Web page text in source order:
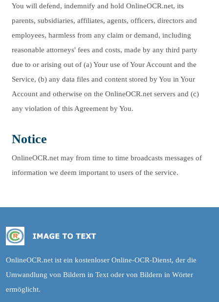
You will defend, indemnify and hold OnlineOCR.net, its
parents, subsidiaries, affiliates, agents, officers, directors and
employees, harmless from any claim or demand, including
reasonable attorneys' fees and costs, made by any third party
due to or arising out of (a) Your use of Your Account and the
Service, (b) any data files and content stored by You in Your
Account and otherwise on the OnlineOCR.net servers and (c)
any violation of this Agreement by You.
Notice
OnlineOCR.net may from time to time broadcasts messages of
information we deem important to users of the service.
OnlineOCR.net ist ein kostenloser Online-OCR-Dienst, der die
Umwandlung von Bildern in Text oder von Bildern in Wörter
ermöglicht.